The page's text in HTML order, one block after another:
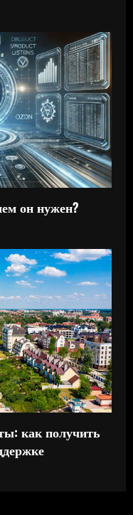
он нужен?
как получить